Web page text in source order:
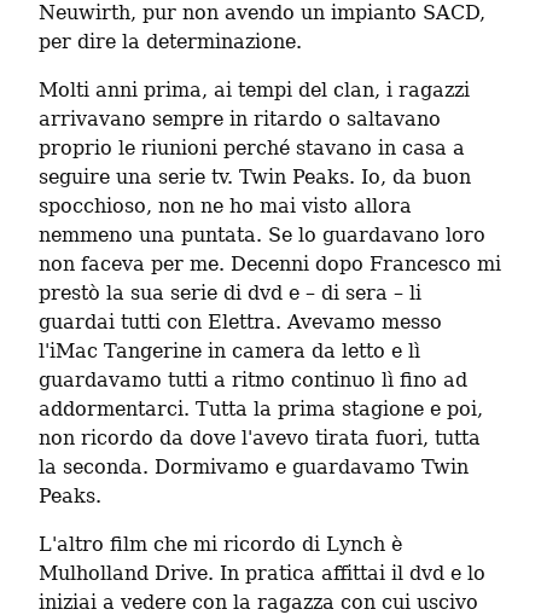
Neuwirth, pur non avendo un impianto SACD,
per dire la determinazione.
Molti anni prima, ai tempi del clan, i ragazzi
arrivavano sempre in ritardo o saltavano
proprio le riunioni perché stavano in casa a
seguire una serie tv. Twin Peaks. Io, da buon
spocchioso, non ne ho mai visto allora
nemmeno una puntata. Se lo guardavano loro
non faceva per me. Decenni dopo Francesco mi
prestò la sua serie di dvd e – di sera – li
guardai tutti con Elettra. Avevamo messo
l'iMac Tangerine in camera da letto e lì
guardavamo tutti a ritmo continuo lì fino ad
addormentarci. Tutta la prima stagione e poi,
non ricordo da dove l'avevo tirata fuori, tutta
la seconda. Dormivamo e guardavamo Twin
Peaks.
L'altro film che mi ricordo di Lynch è
Mulholland Drive. In pratica affittai il dvd e lo
iniziai a vedere con la ragazza con cui uscivo